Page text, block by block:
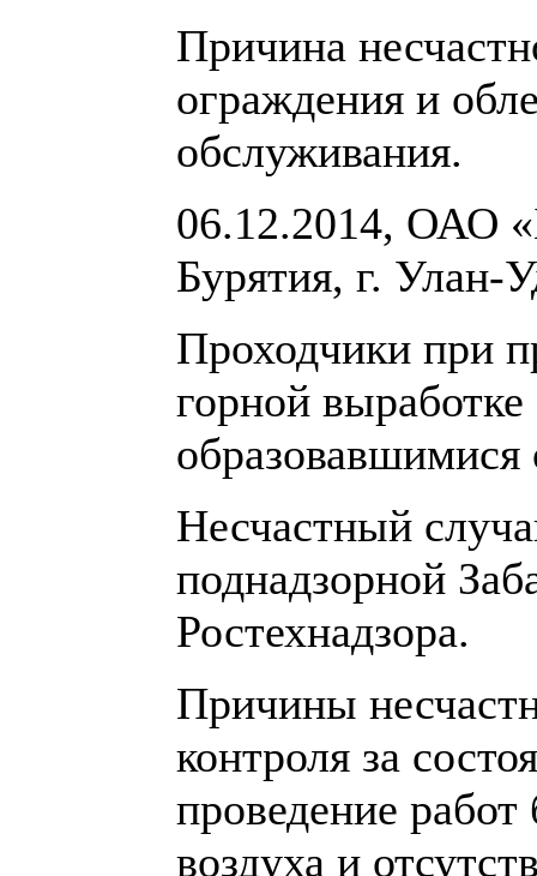
Причина
ограждения и
обслуживания.
06.12.2014, ОАО
Бурятия, г. Улан-
Проходчики при
горной
образовавшимися
Несчастный
поднадзорной
Ростехнадзора.
Причины
контроля за
проведение
воздуха и